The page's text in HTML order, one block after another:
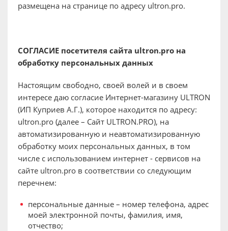
размещена на странице по адресу ultron.pro.
СОГЛАСИЕ посетителя сайта ultron.pro на
обработку персональных данных
Настоящим свободно, своей волей и в своем
интересе даю согласие Интернет-магазину ULTRON
(ИП Куприев А.Г.), которое находится по адресу:
ultron.pro (далее – Сайт ULTRON.PRO), на
автоматизированную и неавтоматизированную
обработку моих персональных данных, в том
числе с использованием интернет - сервисов на
сайте ultron.pro в соответствии со следующим
перечнем:
персональные данные – номер телефона, адрес
моей электронной почты, фамилия, имя,
отчество;